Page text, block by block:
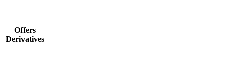
Offers
Derivatives